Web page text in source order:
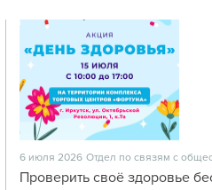
ПРАВОВАЯ ИНФОРМАЦИЯ
6 июля 2026 Отдел по связям с
Проверить своё здоровье